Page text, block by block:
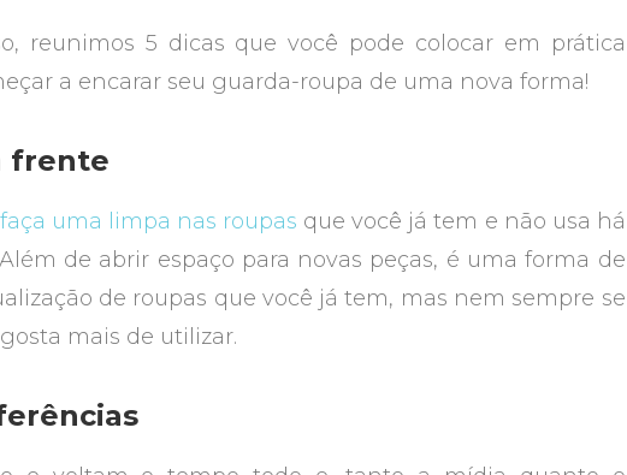
reunimos 5 dicas que você pode colocar em prática
a encarar seu guarda-roupa de uma nova forma!
frente
faça uma limpa nas roupas que você já tem e não usa há
de abrir espaço para novas peças, é uma forma de
de roupas que você já tem, mas nem sempre se
mais de utilizar.